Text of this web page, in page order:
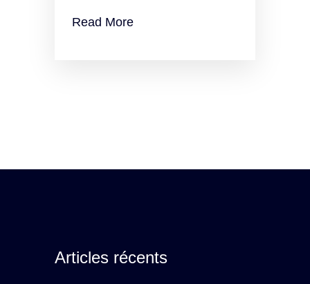
Read More
Articles récents